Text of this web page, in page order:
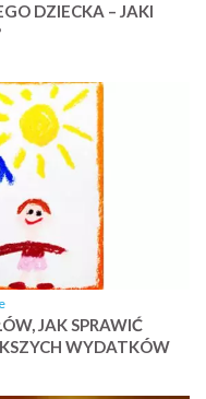
DZIECKA – JAKI
JAK SPRAWIĆ
WYDATKÓW